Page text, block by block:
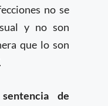
no se
y no son
que lo son
de